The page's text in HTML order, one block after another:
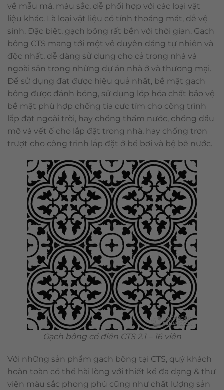
về mẫu mã, màu sắc, dễ phối hợp với các loại vật
liệu khác. Là loại vật liệu có tính thoáng mát, dễ vệ
sinh. Đặc biệt, gạch bông rất bền với thời gian. Gạch
bông CTS mang tới một vẻ duyên dáng tự nhiên và
độc nhất, dễ dàng sử dụng cho cả trong nhà và
ngoài sân trong những dự án nhà ở và thương mại.
Để sử dụng đạt được hiệu quả nhất, bề mặt gạch
bông được đánh bóng, sử dụng lớp hóa chất bảo vệ
bề mặt phù hợp chống tia cực tím cho công trình
lắp đặt ngoài trời, hay chống thấm nước, chống dầu
mỡ và vết ố cho lắp đặt trong nhà, hay chống trơn
trượt cho công trình lắp đặt ở bể bơi và bệ bể nước.
Gạch bông cổ điển CTS 2.1 – 16 viên
Với những sản phẩm gạch bông tại CTS, quý khách
hoàn toàn có thể hài lòng với thiết kế đa dạng & thư
viện màu sắc phong phú cũng như chất lượng sản